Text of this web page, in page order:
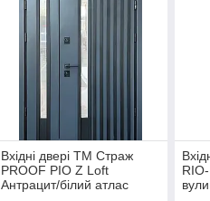
Вхідні двері ТМ Страж
PROOF РІО Z Loft
Антрацит/білий атлас